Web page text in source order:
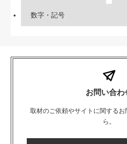
数字・記号
お問い合わ
取材のご依頼やサイトに関する
ら。